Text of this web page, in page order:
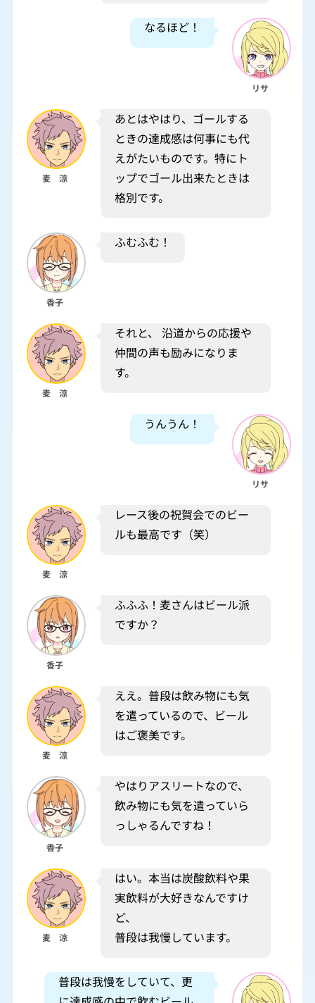
なるほど！
リサ
麦 涼
あとはやはり、ゴールする
ときの達成感は何事にも代
えがたいものです。特にト
ップでゴール出来たときは
格別です。
香子
ふむふむ！
麦 涼
それと、 沿道からの応援や
仲間の声も励みになりま
す。
うんうん！
リサ
麦 涼
レース後の祝賀会でのビー
ルも最高です（笑）
香子
ふふふ！麦さんはビール派
ですか？
麦 涼
ええ。普段は飲み物にも気
を遣っているので、ビール
はご褒美です。
香子
やはりアスリートなので、
飲み物にも気を遣っていら
っしゃるんですね！
麦 涼
はい。本当は炭酸飲料や果
実飲料が大好きなんですけ
ど、
普段は我慢しています。
普段は我慢をしていて、更